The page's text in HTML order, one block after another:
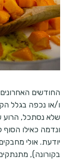
החודשים
ו/או נכפה בגלל
שלא נסתכל,
ונדמה כאילו
יודעת. אולי
בקורונה),